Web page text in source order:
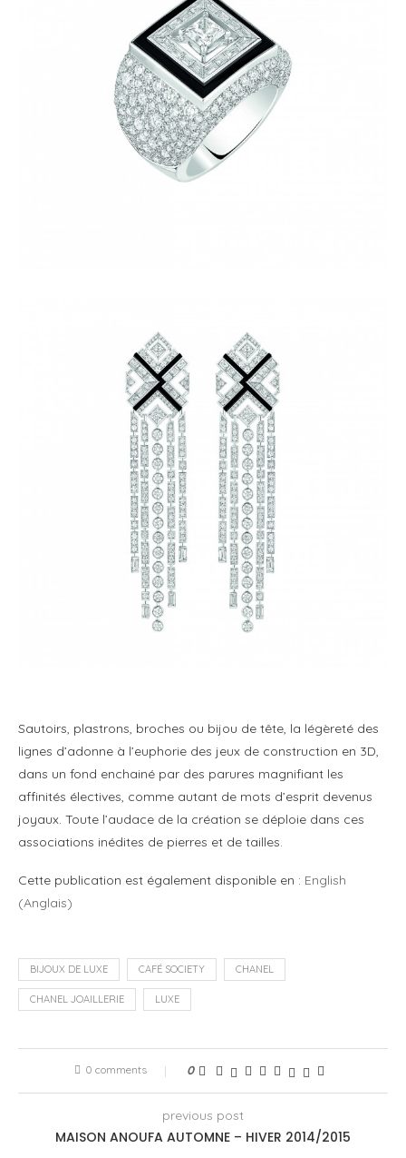
Sautoirs, plastrons, broches ou bijou de tête, la légèreté des
lignes d’adonne à l’euphorie des jeux de construction en 3D,
dans un fond enchainé par des parures magnifiant les
affinités électives, comme autant de mots d’esprit devenus
joyaux. Toute l’audace de la création se déploie dans ces
associations inédites de pierres et de tailles.
Cette publication est également disponible en : English
(Anglais)
BIJOUX DE LUXE CAFÉ SOCIETY CHANEL
CHANEL JOAILLERIE LUXE
0 comments 0
previous post
MAISON ANOUFA AUTOMNE – HIVER 2014/2015